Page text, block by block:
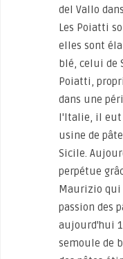
del Vallo
Les Poiatti
elles sont
blé, celui de
Poiatti,
dans une
l'Italie, il eut
usine de
Sicile.
perpétue
Maurizio qui
passion des
aujourd'hui
semoule de